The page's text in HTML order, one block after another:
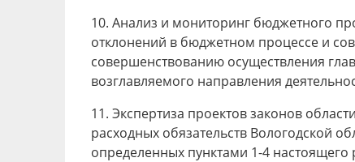
10. Анализ и мониторинг бюджетного
отклонений в бюджетном процессе и
совершенствованию осуществления
возглавляемого направления
11. Экспертиза проектов законов
расходных обязательств Вологодской
определенных пунктами 1-4